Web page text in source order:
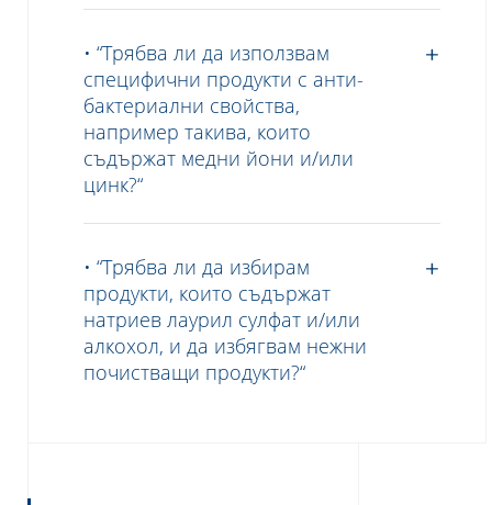
• “Трябва ли да използвам
специфични продукти с анти-
бактериални свойства,
например такива, които
съдържат медни йони и/или
цинк?“
• “Трябва ли да избирам
продукти, които съдържат
натриев лаурил сулфат и/или
алкохол, и да избягвам нежни
почистващи продукти?“